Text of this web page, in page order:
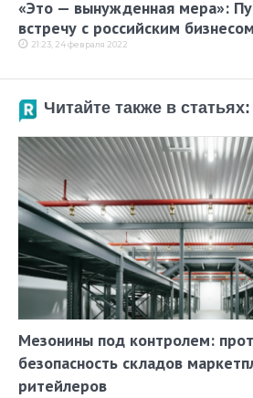
«Это — вынужденная мера»:
встречу с российским бизнесом
21:23, 24 февраля 2022
Читайте также в статьях:
Мезонины под контролем:
безопасность складов
ритейлеров